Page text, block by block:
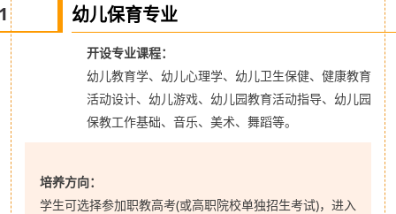
幼儿保育专业
开设专业课程：
幼儿教育学、幼儿心理学、幼儿卫生保健、健康教育
活动设计、幼儿游戏、幼儿园教育活动指导、幼儿园
保教工作基础、音乐、美术、舞蹈等。
培养方向：
学生可选择参加职教高考(或高职院校单独招生考试)，进入